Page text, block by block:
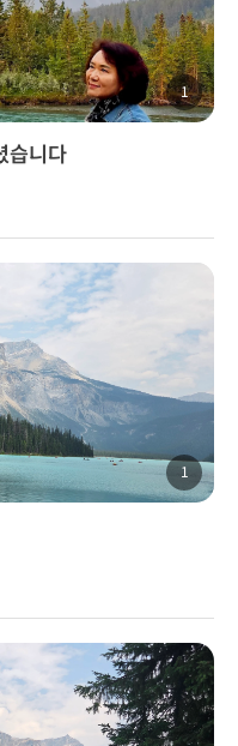
1
습니다
1